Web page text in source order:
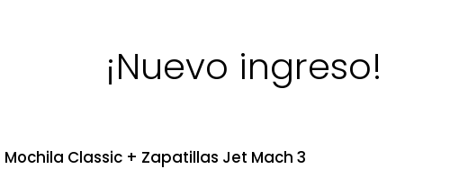
¡Nuevo ingreso!
Classic + Zapatillas Jet Mach 3